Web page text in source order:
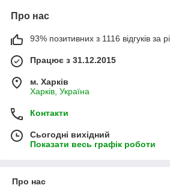
Про нас
93% позитивних з 1116 відгуків за
Працює з 31.12.2015
м. Харків
Харків, Україна
Контакти
Сьогодні вихідний
Показати весь графік роботи
Про нас